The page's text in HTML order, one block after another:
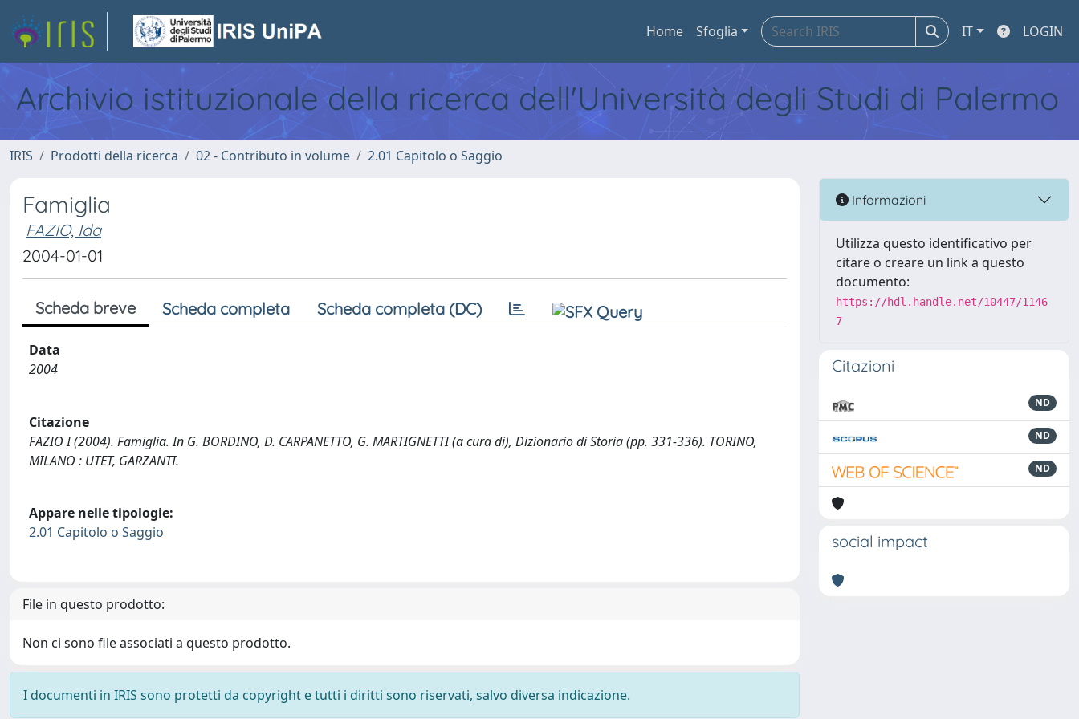
Home Sfoglia IT LOGIN
Archivio istituzionale della ricerca dell'Università degli Studi di Palermo
IRIS Prodotti della ricerca 02 - Contributo in volume 2.01 Capitolo o Saggio
Famiglia
FAZIO, Ida
2004-01-01
Scheda breve Scheda completa Scheda completa (DC)
Data
2004
Citazione
FAZIO I (2004). Famiglia. In G. BORDINO, D. CARPANETTO, G. MARTIGNETTI (a cura di), Dizionario di Storia (pp. 331-336). TORINO,
MILANO : UTET, GARZANTI.
Appare nelle tipologie:
2.01 Capitolo o Saggio
File in questo prodotto:
Non ci sono file associati a questo prodotto.
I documenti in IRIS sono protetti da copyright e tutti i diritti sono riservati, salvo diversa indicazione.
Informazioni
Utilizza questo identificativo per
citare o creare un link a questo
documento:
https://hdl.handle.net/10447/1146
7
Citazioni
ND
ND
ND
social impact